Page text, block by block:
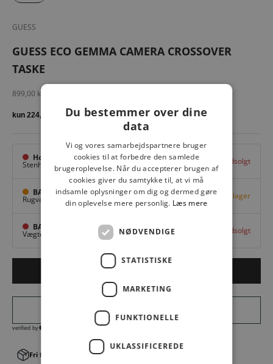
GUESS
GUESS ECO GEMMA CAMERA CROSSOVER
TASKE
Salgspris
899,00 kr
Hovedlager
Stenhuggervej 10, Odense M Udsolgt
BAGGI Tarup Center
Rugvang 36, Odense NV Få på lager
BAGGI Nyborg
Vægtergade 1, Nyborg Udsolgt
LÆG I KURV
Fri fragt v. køb over 499,00 kr.
Du bestemmer over dine
data
Vi og vores samarbejdspartnere bruger
cookies til at forbedre den samlede
brugeroplevelse. Når du accepterer brugen af
cookies giver du samtykke til, at vi må
indsamle oplysninger om dig og dermed gøre
din oplevelse mere personlig. Læs mere
NØDVENDIGE
STATISTISKE
MARKETING
FUNKTIONELLE
UKLASSIFICEREDE